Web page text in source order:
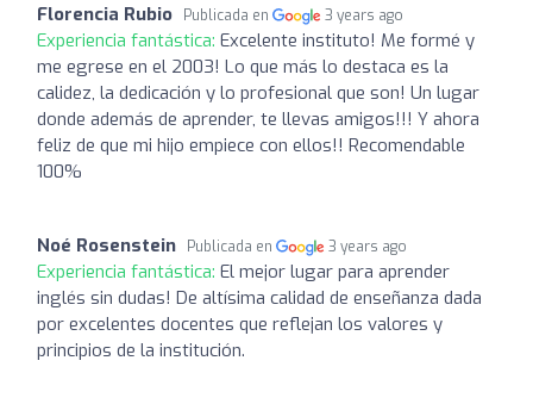
Florencia Rubio Publicada en 3 years ago
Experiencia fantástica: Excelente instituto! Me formé y
me egrese en el 2003! Lo que más lo destaca es la
calidez, la dedicación y lo profesional que son! Un lugar
donde además de aprender, te llevas amigos!!! Y ahora
feliz de que mi hijo empiece con ellos!! Recomendable
100%
Noé Rosenstein Publicada en 3 years ago
Experiencia fantástica: El mejor lugar para aprender
inglés sin dudas! De altísima calidad de enseñanza dada
por excelentes docentes que reflejan los valores y
principios de la institución.